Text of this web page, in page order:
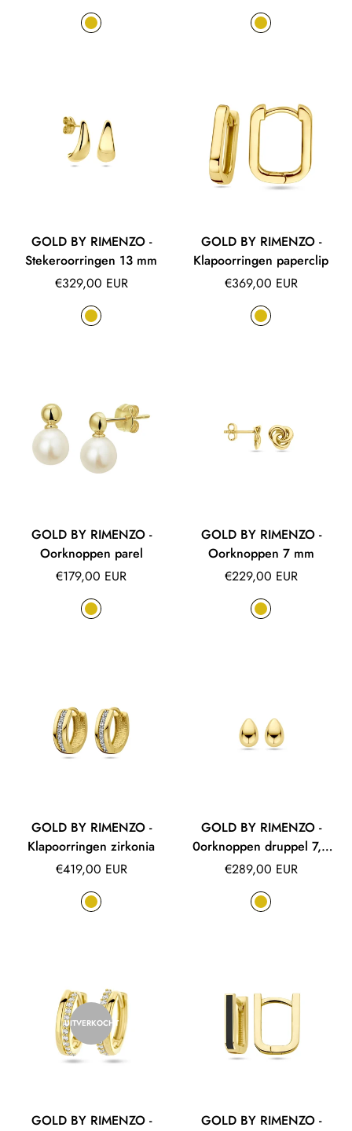
GOLD BY RIMENZO -
Stekeroorringen 13 mm
Normale
€329,00 EUR
GOLD BY RIMENZO -
Klapoorringen paperclip
Normale
€369,00 EUR
GOLD BY RIMENZO -
Oorknoppen parel
Normale
€179,00 EUR
GOLD BY RIMENZO -
Oorknoppen 7 mm
Normale
€229,00 EUR
GOLD BY RIMENZO -
Klapoorringen zirkonia
Normale
€419,00 EUR
GOLD BY RIMENZO -
0orknoppen druppel 7,5
mm
Normale
€289,00 EUR
UITVERKOCHT
GOLD BY RIMENZO -
GOLD BY RIMENZO -